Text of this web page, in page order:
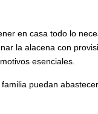
en casa todo lo
la alacena con
esenciales.
puedan